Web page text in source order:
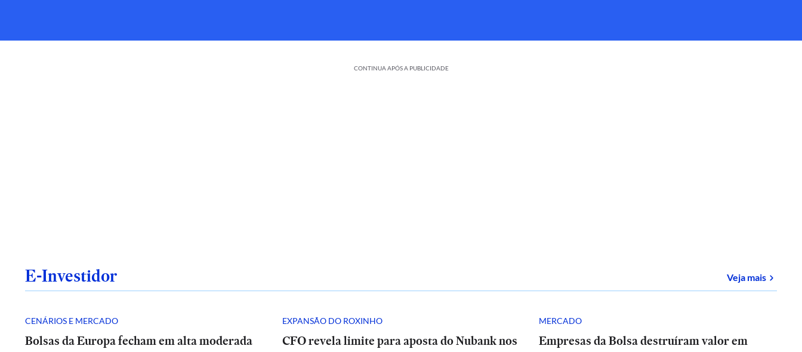
CONTINUA APÓS A PUBLICIDADE
E-Investidor Veja mais sobre
CENÁRIOS E MERCADO
Bolsas da Europa fecham em alta moderada
EXPANSÃO DO ROXINHO
CFO revela limite para aposta do Nubank nos
MERCADO
Empresas da Bolsa destruíram valor em